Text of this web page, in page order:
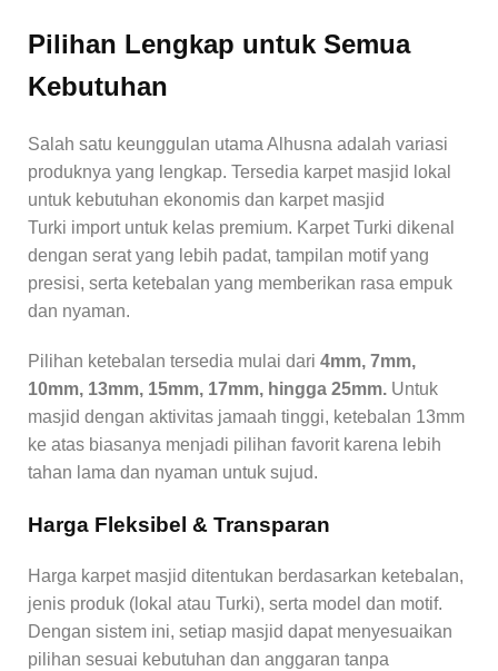
Pilihan Lengkap untuk Semua
Kebutuhan
Salah satu keunggulan utama Alhusna adalah variasi
produknya yang lengkap. Tersedia karpet masjid lokal
untuk kebutuhan ekonomis dan karpet masjid
Turki import untuk kelas premium. Karpet Turki dikenal
dengan serat yang lebih padat, tampilan motif yang
presisi, serta ketebalan yang memberikan rasa empuk
dan nyaman.
Pilihan ketebalan tersedia mulai dari 4mm, 7mm,
10mm, 13mm, 15mm, 17mm, hingga 25mm. Untuk
masjid dengan aktivitas jamaah tinggi, ketebalan 13mm
ke atas biasanya menjadi pilihan favorit karena lebih
tahan lama dan nyaman untuk sujud.
Harga Fleksibel & Transparan
Harga karpet masjid ditentukan berdasarkan ketebalan,
jenis produk (lokal atau Turki), serta model dan motif.
Dengan sistem ini, setiap masjid dapat menyesuaikan
pilihan sesuai kebutuhan dan anggaran tanpa